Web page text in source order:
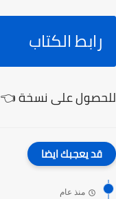
رابط الكتاب
للحصول على نسخة 👈
قد يعجبك ايضا
منذ عام